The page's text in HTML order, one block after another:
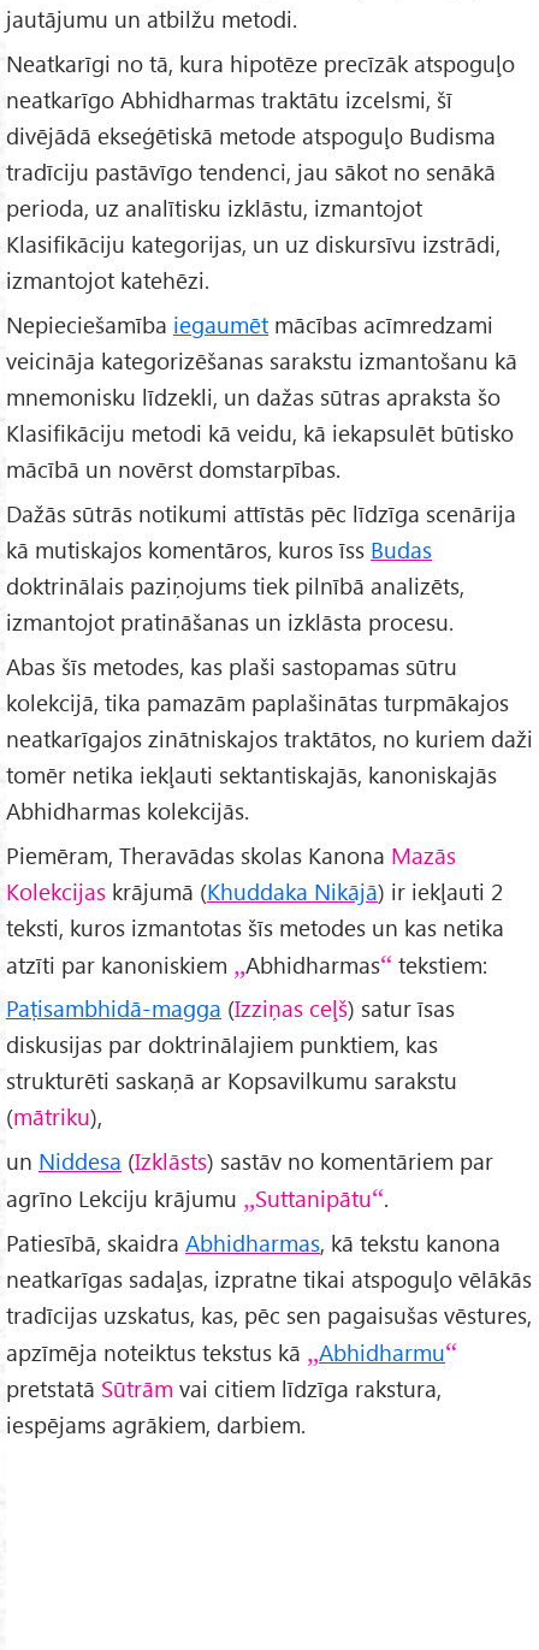
jautājumu un atbilžu metodi.
Neatkarīgi no tā, kura hipotēze precīzāk atspoguļo
neatkarīgo Abhidharmas traktātu izcelsmi, šī
divējādā ekseģētiskā metode atspoguļo Budisma
tradīciju pastāvīgo tendenci, jau sākot no senākā
perioda, uz analītisku izklāstu, izmantojot
Klasifikāciju kategorijas, un uz diskursīvu izstrādi,
izmantojot katehēzi.
Nepieciešamība iegaumēt mācības acīmredzami
veicināja kategorizēšanas sarakstu izmantošanu kā
mnemonisku līdzekli, un dažas sūtras apraksta šo
Klasifikāciju metodi kā veidu, kā iekapsulēt būtisko
mācībā un novērst domstarpības.
Dažās sūtrās notikumi attīstās pēc līdzīga scenārija
kā mutiskajos komentāros, kuros īss Budas
doktrinālais paziņojums tiek pilnībā analizēts,
izmantojot pratināšanas un izklāsta procesu.
Abas šīs metodes, kas plaši sastopamas sūtru
kolekcijā, tika pamazām paplašinātas turpmākajos
neatkarīgajos zinātniskajos traktātos, no kuriem daži
tomēr netika iekļauti sektantiskajās, kanoniskajās
Abhidharmas kolekcijās.
Piemēram, Theravādas skolas Kanona Mazās
Kolekcijas krājumā (Khuddaka Nikājā) ir iekļauti 2
teksti, kuros izmantotas šīs metodes un kas netika
atzīti par kanoniskiem
Abhidharmas tekstiem:
Paṭisambhidā-magga (Izziņas ceļš) satur īsas
diskusijas par doktrinālajiem punktiem, kas
strukturēti saskaņā ar Kopsavilkumu sarakstu
(mātriku),
un Niddesa (Izklāsts) sastāv no komentāriem par
agrīno Lekciju krājumu
Suttanipātu .
Patiesībā, skaidra Abhidharmas, kā tekstu kanona
neatkarīgas sadaļas, izpratne tikai atspoguļo vēlākās
tradīcijas uzskatus, kas, pēc sen pagaisušas vēstures,
apzīmēja noteiktus tekstus kā
Abhidharmu
pretstatā Sūtrām vai citiem līdzīga rakstura,
iespējams agrākiem, darbiem.